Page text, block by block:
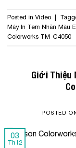
Posted in Video
Máy In Tem Nhãn Màu
Colorworks TM-C4050
Giới Thiệu
POSTED
03
Th12